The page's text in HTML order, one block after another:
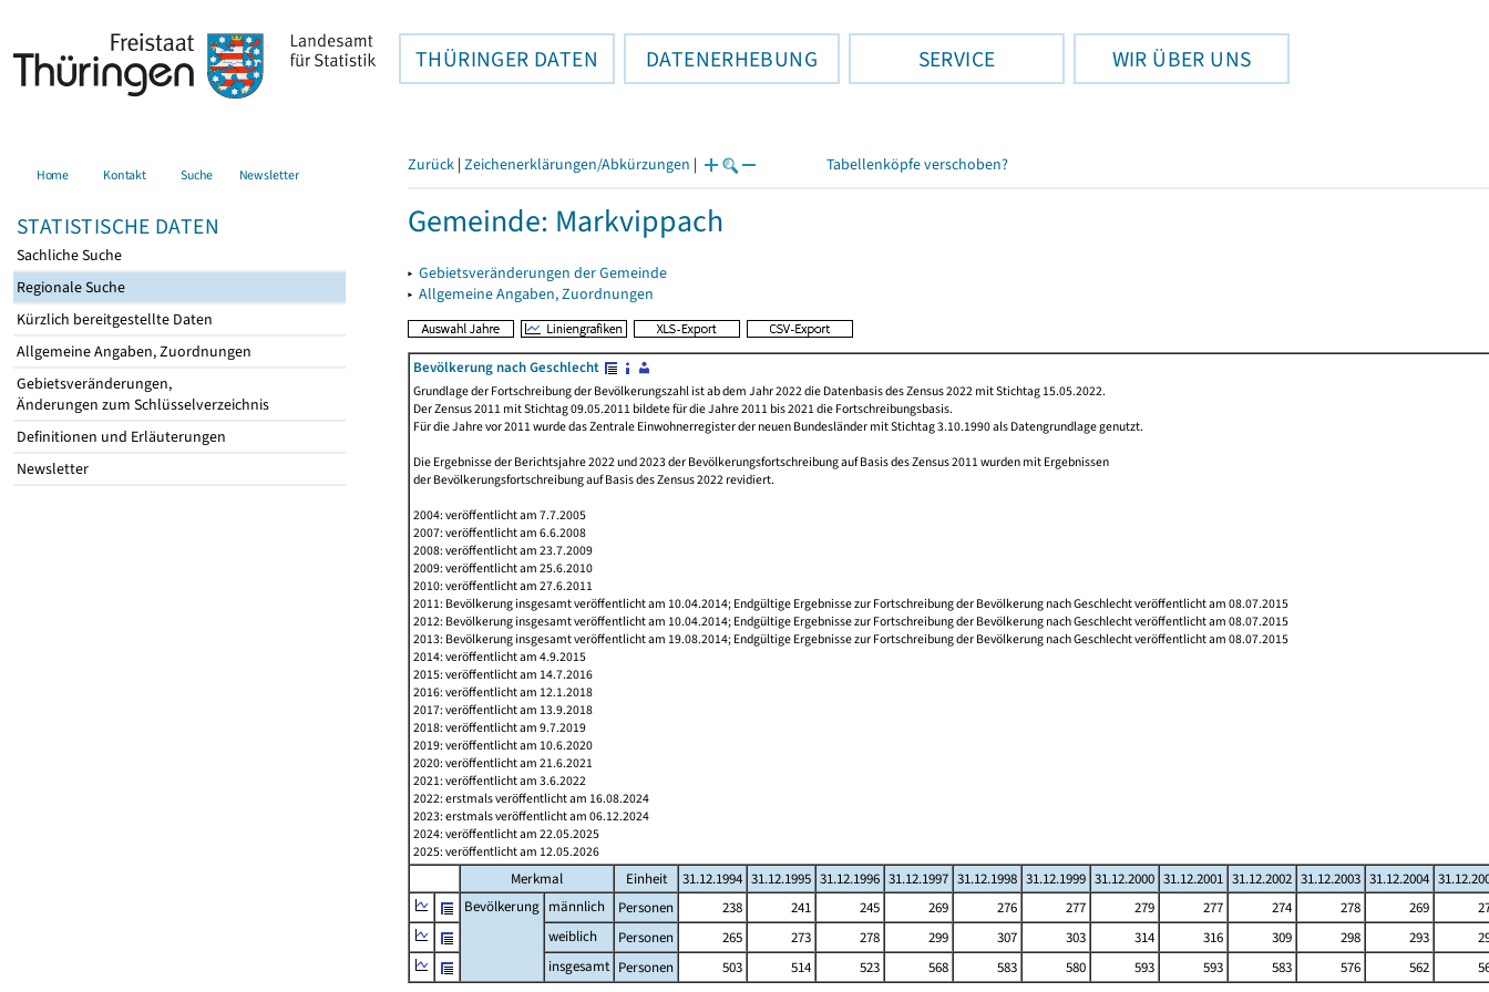
THÜRINGER DATEN DATENERHEBUNG SERVICE WIR ÜBER UNS
Home Kontakt Suche Newsletter
STATISTISCHE DATEN
Sachliche Suche
Regionale Suche
Kürzlich bereitgestellte Daten
Allgemeine Angaben, Zuordnungen
Gebietsveränderungen,
Änderungen zum Schlüsselverzeichnis
Definitionen und Erläuterungen
Newsletter
Zurück | Zeichenerklärungen/Abkürzungen | Tabellenköpfe verschoben?
Gemeinde: Markvippach
▸ Gebietsveränderungen der Gemeinde
▸ Allgemeine Angaben, Zuordnungen
Bevölkerung nach Geschlecht
Grundlage der Fortschreibung der Bevölkerungszahl ist ab dem Jahr 2022 die Datenbasis des Zensus 2022 mit Stichtag 15.05.2022.
Der Zensus 2011 mit Stichtag 09.05.2011 bildete für die Jahre 2011 bis 2021 die Fortschreibungsbasis.
Für die Jahre vor 2011 wurde das Zentrale Einwohnerregister der neuen Bundesländer mit Stichtag 3.10.1990 als Datengrundlage genutzt.
Die Ergebnisse der Berichtsjahre 2022 und 2023 der Bevölkerungsfortschreibung auf Basis des Zensus 2011 wurden mit Ergebnissen
der Bevölkerungsfortschreibung auf Basis des Zensus 2022 revidiert.
2004: veröffentlicht am 7.7.2005
2007: veröffentlicht am 6.6.2008
2008: veröffentlicht am 23.7.2009
2009: veröffentlicht am 25.6.2010
2010: veröffentlicht am 27.6.2011
2011: Bevölkerung insgesamt veröffentlicht am 10.04.2014; Endgültige Ergebnisse zur Fortschreibung der Bevölkerung nach Geschlecht veröffentlicht am 08.07.2015
2012: Bevölkerung insgesamt veröffentlicht am 10.04.2014; Endgültige Ergebnisse zur Fortschreibung der Bevölkerung nach Geschlecht veröffentlicht am 08.07.2015
2013: Bevölkerung insgesamt veröffentlicht am 19.08.2014; Endgültige Ergebnisse zur Fortschreibung der Bevölkerung nach Geschlecht veröffentlicht am 08.07.2015
2014: veröffentlicht am 4.9.2015
2015: veröffentlicht am 14.7.2016
2016: veröffentlicht am 12.1.2018
2017: veröffentlicht am 13.9.2018
2018: veröffentlicht am 9.7.2019
2019: veröffentlicht am 10.6.2020
2020: veröffentlicht am 21.6.2021
2021: veröffentlicht am 3.6.2022
2022: erstmals veröffentlicht am 16.08.2024
2023: erstmals veröffentlicht am 06.12.2024
2024: veröffentlicht am 22.05.2025
2025: veröffentlicht am 12.05.2026
Merkmal Einheit 31.12.1994 31.12.1995 31.12.1996 31.12.1997 31.12.1998 31.12.1999 31.12.2000 31.12.2001 31.12.2002 31.12.2003 31.12.2004
Bevölkerung männlich Personen 238 241 245 269 276 277 279 277 274 278 269
weiblich
Personen 265 273 278 299 307 303 314 316 309 298 293
insgesamt Personen 503 514 523 568 583 580 593 593 583 576 562